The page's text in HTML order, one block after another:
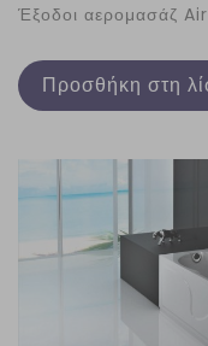
Έξοδοι αερομασάζ
Προσθήκη στη